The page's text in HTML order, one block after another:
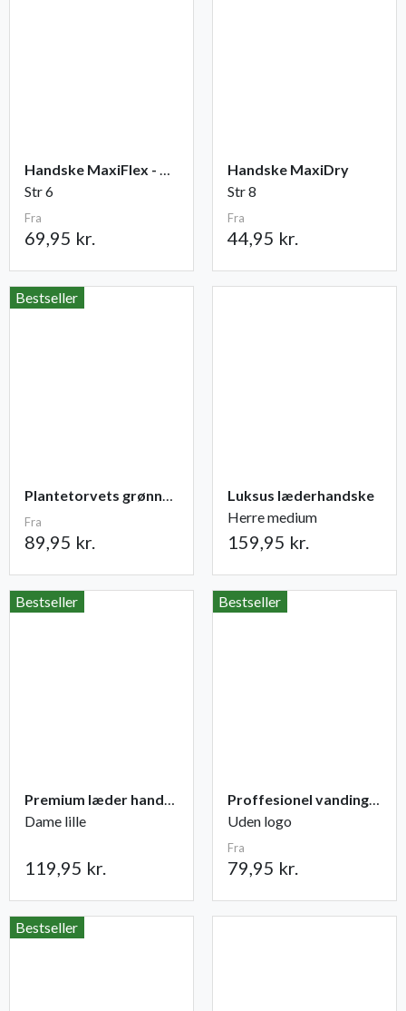
Handske MaxiFlex - Cut
Str 6
Fra
69,95 kr.
Handske MaxiDry
Str 8
Fra
44,95 kr.
Bestseller
Plantetorvets grønne vandingspose 75 liter
Fra
89,95 kr.
Luksus læderhandske
Herre medium
159,95 kr.
Bestseller
Premium læder handske Flutter
Dame lille
119,95 kr.
Bestseller
Proffesionel vandingspose 100 liter
Uden logo
Fra
79,95 kr.
Bestseller